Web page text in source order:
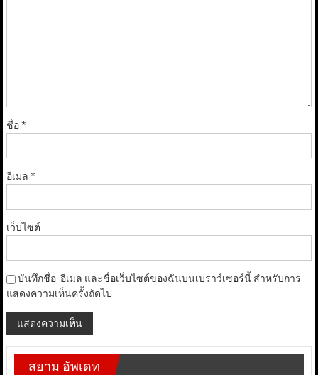
ชื่อ*
อีเมล *
เว็บไซต์
บันทึกชื่อ, อีเมล และชื่อเว็บไซต์ของฉันบนเบราว์เซอร์นี้ สำหรับการ
แสดงความเห็นครั้งถัดไป
สยาม อัพเดท